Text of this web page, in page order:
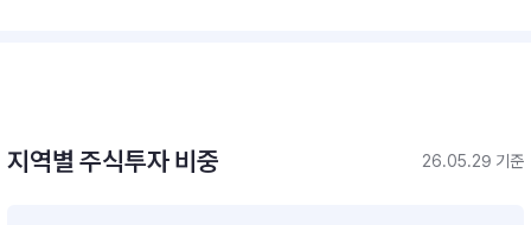
지역별 주식투자 비중 26.05.29 기준